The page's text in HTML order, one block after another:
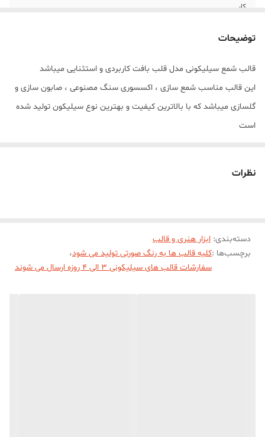
کار
توضیحات
قالب شمع سیلیکونی مدل قلب بافت کاربردی و استثنایی میباشد
این قالب مناسب شمع سازی ، اکسسوری سنگ مصنوعی ، صابون سازی و
گلسازی میباشد که با بالاترین کیفیت و بهترین نوع سیلیکون تولید شده
است
نظرات
دسته‌بندی: ابزار هنری و قالب
برچسب‌ها :کلیه قالب ها به رنگ صورتی تولید می شود،
سفارشات قالب های سیلیکونی 3 الی 4 روزه ارسال می شوند